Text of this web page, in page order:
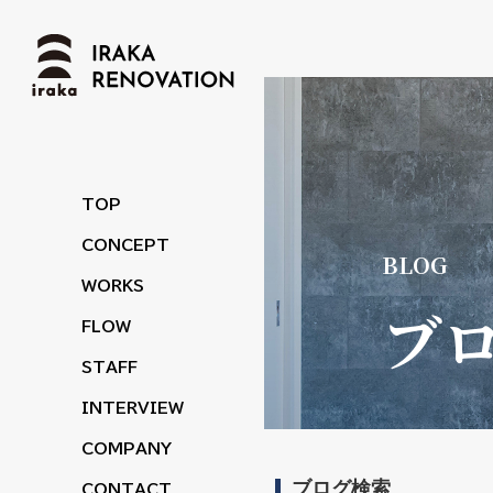
TOP
CONCEPT
WORKS
FLOW
STAFF
INTERVIEW
COMPANY
CONTACT
ブ
ブログ検索